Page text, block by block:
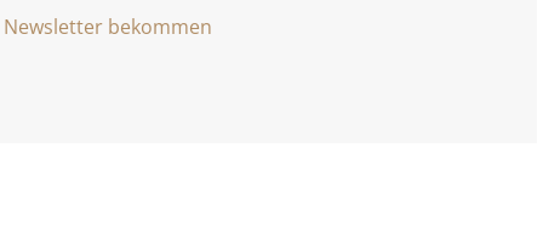
Newsletter bekommen